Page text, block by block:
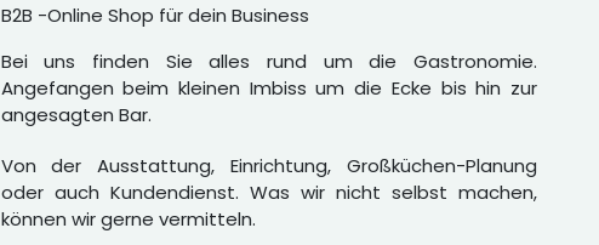
B2B -Online Shop für dein Business
Bei uns finden Sie alles rund um die Gastronomie.
Angefangen beim kleinen Imbiss um die Ecke bis hin zur
angesagten Bar.
Von der Ausstattung, Einrichtung, Großküchen-Planung
oder auch Kundendienst. Was wir nicht selbst machen,
können wir gerne vermitteln.